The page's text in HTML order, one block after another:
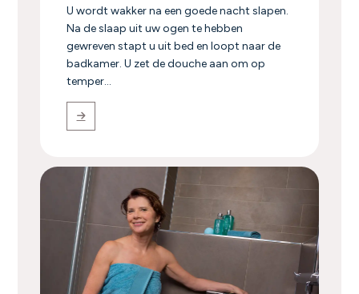
U wordt wakker na een goede nacht slapen.
Na de slaap uit uw ogen te hebben
gewreven stapt u uit bed en loopt naar de
badkamer. U zet de douche aan om op
temper...